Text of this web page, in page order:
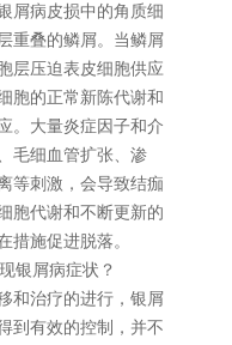
屑病皮损中的角质细
重叠的鳞屑。当鳞屑
层压迫表皮细胞供应
胞的正常新陈代谢和
。大量炎症因子和介
毛细血管扩张、渗
等刺激，会导致结痂
胞代谢和不断更新的
措施促进脱落。
银屑病症状？
和治疗的进行，银屑
到有效的控制，并不